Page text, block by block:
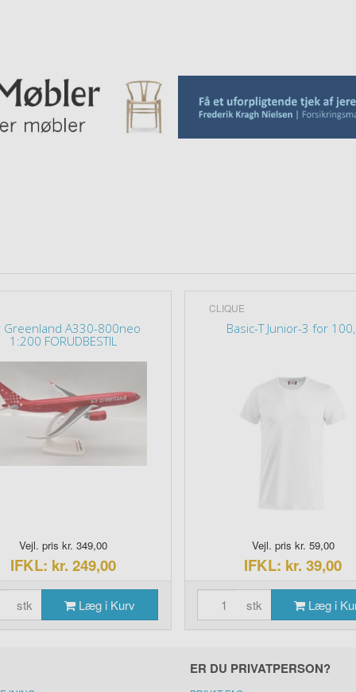
Greenland A330-800neo
1:200 FORUDBESTIL
Vejl. pris kr. 349,00
IFKL: kr. 249,00
stk Læg i Kurv
CLIQUE
Basic-T Junior-3 for
Vejl. pris kr. 59,00
IFKL: kr. 39,00
stk Læg i
ER DU PRIVATPERSON?